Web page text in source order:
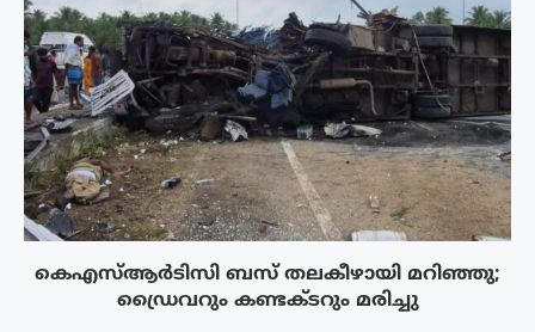
കെഎസ്ആർടിസി ബസ് തലകീഴായി മറിഞ്ഞു;
ഡ്രൈവറും കണ്ടക്ടറും മരിച്ചു